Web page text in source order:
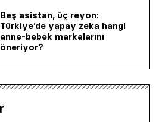
Beş asistan, üç reyon:
Türkiye’de yapay zeka hangi
anne-bebek markalarını
öneriyor?